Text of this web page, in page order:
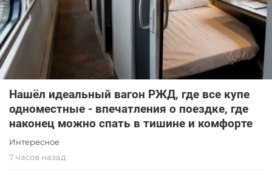
Нашёл идеальный вагон РЖД, где все купе
одноместные - впечатления о поездке, где
наконец можно спать в тишине и комфорте
Интересное
7 часов назад